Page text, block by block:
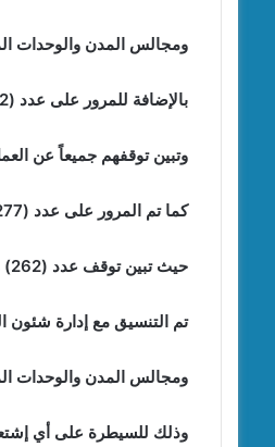
ومجالس المدن والوحدات المحلية بالشرقية
بالإضافة للمرور على عدد (12) مسبك بنطاق مركز الزقازيق، فضلاً عن المرور على عدد (7) مصانع طوب بنطاق مركز ههيا ،
وتبين توقفهم جميعاً عن العمل
كما تم المرور على عدد (277) مكمورة فحم نباتى بنطاق مركزى بلبيس ومنيا القمح،
حيث تبين توقف عدد (262) مكمورة عن العمل، ومخالفة عدد (15) مكمورة وتم إتخاذ الإجراءات القانونية اللازمة .
تم التنسيق مع إدارة شئون
ومجالس المدن والوحدات المحلية للمرور على عدد (14)
وذلك للسيطرة على أي